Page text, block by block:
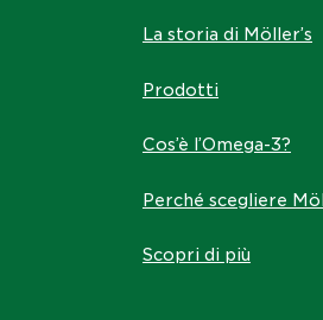
La storia di Möller’s
Prodotti
Cos’è l’Omega-3?
Perché scegliere
Scopri di più